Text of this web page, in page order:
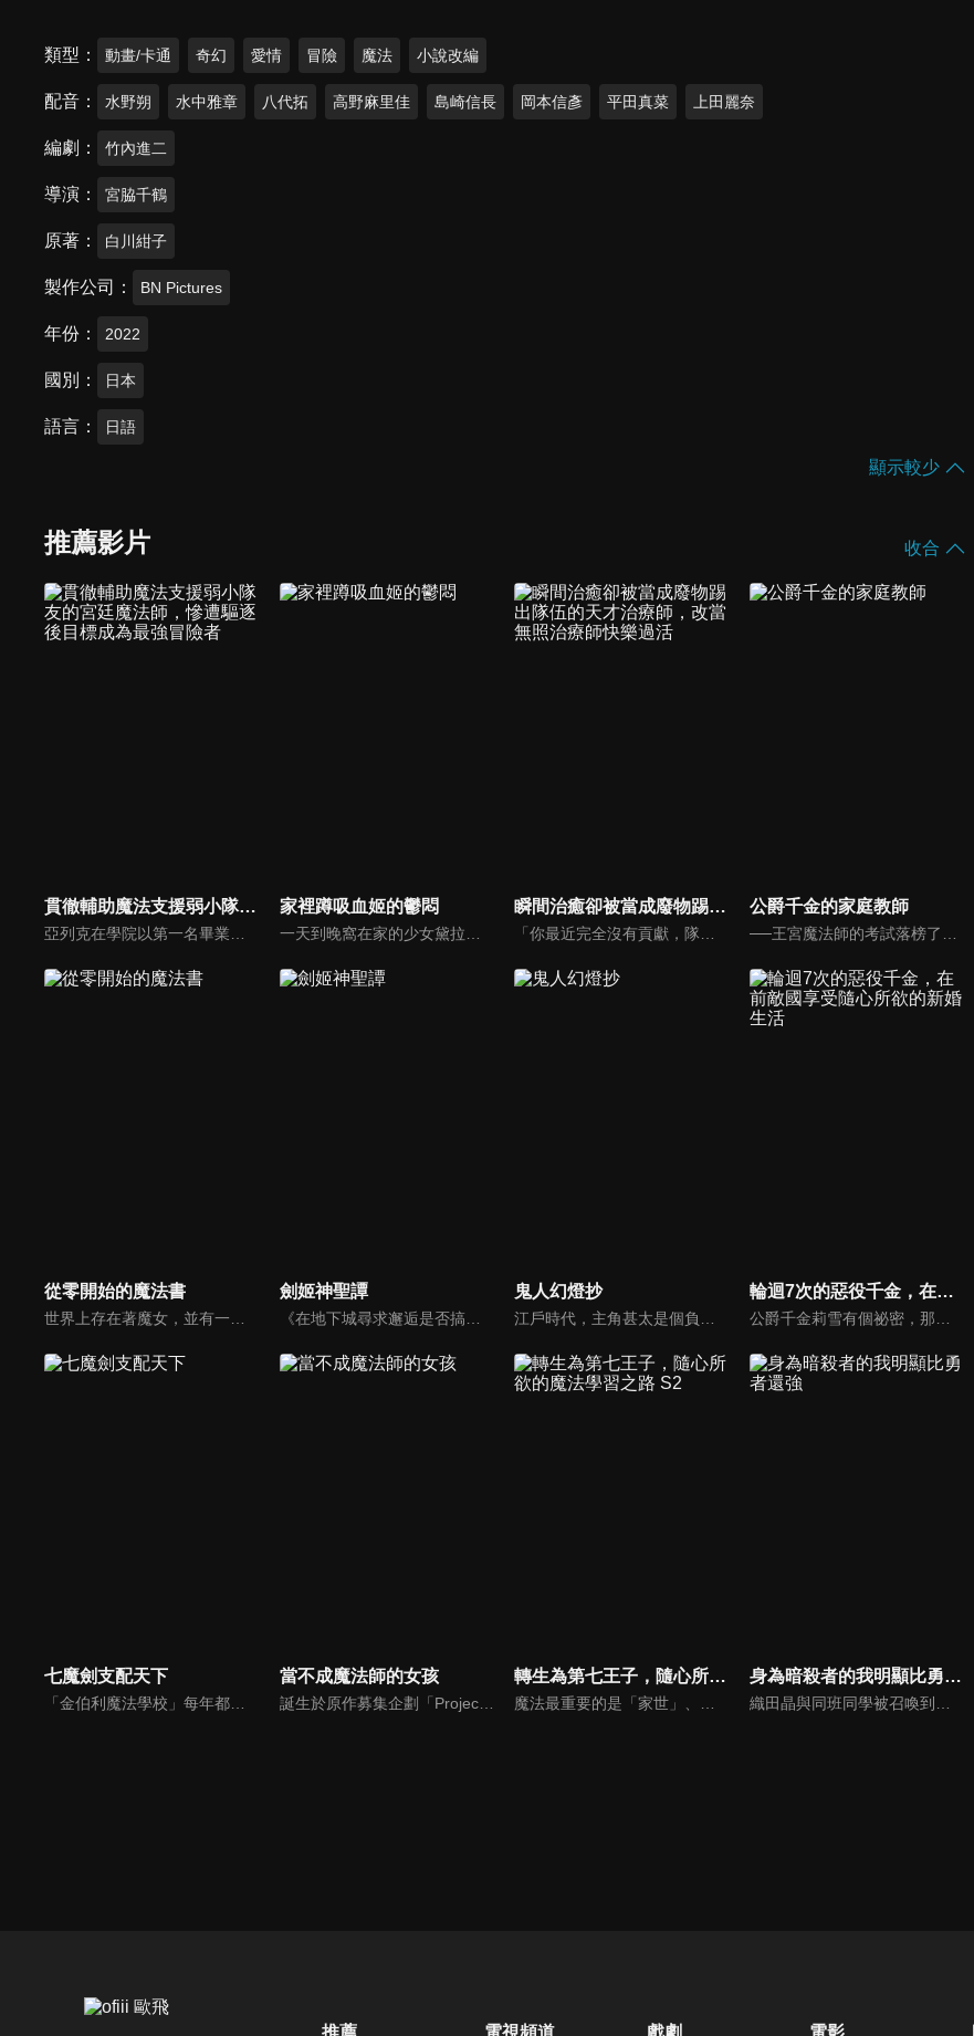
類型 動畫/卡通 奇幻 愛情 冒險 魔法 小說改編
配音 水野朔 水中雅章 八代拓 高野麻里佳 島崎信長 岡本信彥 平田真菜 上田麗奈
編劇 竹內進二
導演 宮脇千鶴
原著 白川紺子
製作公司 BN Pictures
年份 2022
國別 日本
語言 日語
顯示較少
推薦影片 收合
貫徹輔助魔法支援弱小隊友的宮廷魔法師，慘遭驅逐後目標成為最強冒險者 家裡蹲吸血姬的鬱悶 瞬間治癒卻被當成廢物踢出隊伍的天才治療師，改當無照治療師快樂過活 公爵千金的家庭教師
從零開始的魔法書 劍姬神聖譚
《在地下城尋求邂逅是否搞錯了什麼》外傳。講述赫赫有名的最強女劍士「劍姬」艾絲華倫斯坦，在跟同伴前往廣大的地下迷宮「地下城」 時，與少年的「邂逅」的那一刻… 「那個…你還好嗎？」 少女與少年的故事在迷宮都市歐拉麗裡面鮮明交集。這是另一個眷族的故事。
鬼人幻燈抄 輪迴7次的惡役千金，在前敵國享受隨心所欲的新婚生活
七魔劍支配天下
「金伯利魔法學校」每年都吸引不少新手魔法師入學。畢業前有兩成學生或殘廢或失踪，還有人發狂並最終死去。這就是所謂的「為魔所噬」——。主角「奧利佛·霍恩」於春天進入了金柏利，他溫和而理性，背後卻有著若隱若現的陰影。他身邊聚集起出身背景各不相同的少年少女，並與魔法師們盡可能地互相切磋。
當不成魔法師的女孩
誕生於原作募集企劃「Project ANIMA」的原創TV動畫。這是圍繞一心想成為魔法師的天然少女可露米‧未來，以及被譽為「人才輩出的魔法師名門」愛德爾家的千金柚子‧愛德爾兩個女孩子的故事。要成為魔法師必須先入讀雷特蘭魔法學校——明明有著這種嚴格的前提條件，她們卻落榜了！？校園生活就此發生大轉變！古怪的同班同學、可疑的同好會，這所學校到底隱藏了什麽秘密！？這是由兩個與夢想擦肩而過、性格截然相反的女孩們譜寫的青春 × 魔法校園的奇幻故事！
轉生為第七王子，隨心所欲的魔法學習之路 S2
魔法最重要的是「家世」、「才能」、「努力」……。有一位熱愛魔法，卻缺乏血統和才能，最後死於非命的「凡人」魔法師。臨死前期望「想要鑽研學習更多魔法」的這個男人在轉生後，成為了擁有強大魔法血統的沙魯姆王國第七王子・洛伊德。擁有過去的記憶，帶著完美的血統及才能投胎轉世的他，懷抱著前世沒能實現的心願，即將以超乎常人的魔力「隨心所欲地學習魔法」，享受他的無雙生活！
身為暗殺者的我明顯比勇者還強
織田晶與同班同學被召喚到異世界。同班同學皆被賦予外掛能力，而他生來存在感稀薄，獲得平凡的暗殺者能力。明明只是個暗殺者，能力值卻凌駕最強的勇者。晶對主導召喚的國王存有疑慮，揭穿了他的陰謀，卻被冠上莫須有之罪遭到追殺。發誓要對國王復仇的他，逃入迷宮深層，在那裡邂逅妖精少女艾蜜莉亞。
推薦 電視頻道 戲劇 電影